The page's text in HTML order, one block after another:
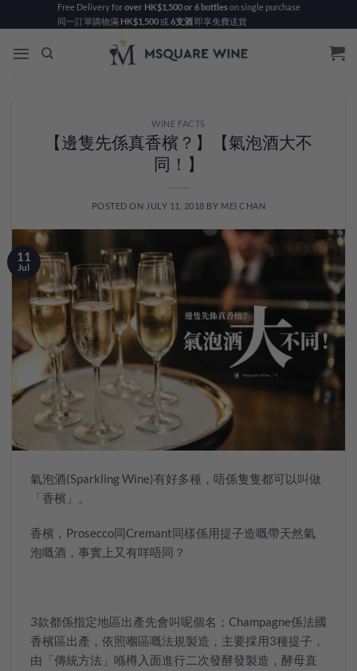
to
content
Free Delivery forover HK$1,500 or 6 bottleson single purchase
同一訂單購物滿 HK$1,500或 6支酒即享免費送貨
WINE FACTS
【邊隻先係真香檳？】【氣泡酒大不
同！】
POSTED ON JULY 11, 2018 BY MEI CHAN
11
Jul
氣泡酒(Sparkling Wine)有好多種，唔係隻隻都可以叫做
「香檳」。
香檳，Prosecco同Cremant同樣係用提子造嘅帶天然氣
泡嘅酒，事實上又有咩唔同？
3款都係指定地區出產先會叫呢個名；Champagne係法國
香檳區出產，依照嗰區嘅法規製造，主要採用3種提子，
由「傳統方法」喺樽入面進行二次發酵發製造，酵母直